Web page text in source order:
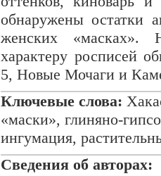
обнаружены остатки
женских «масках».
характеру росписей
5, Новые Мочаги и
Ключевые слова:
«маски», глиняно-
ингумация,
Сведения об авторах: